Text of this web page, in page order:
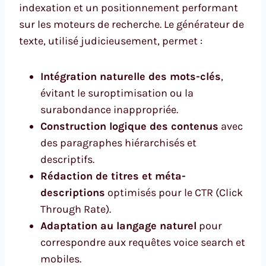
indexation et un positionnement performant
sur les moteurs de recherche. Le générateur de
texte, utilisé judicieusement, permet :
Intégration naturelle des mots-clés,
évitant le suroptimisation ou la
surabondance inappropriée.
Construction logique des contenus avec
des paragraphes hiérarchisés et
descriptifs.
Rédaction de titres et méta-
descriptions optimisés pour le CTR (Click
Through Rate).
Adaptation au langage naturel pour
correspondre aux requêtes voice search et
mobiles.